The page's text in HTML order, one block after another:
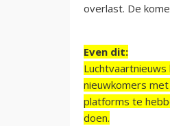
overlast. De
Even dit:
nieuwkomers
platforms te
doen.